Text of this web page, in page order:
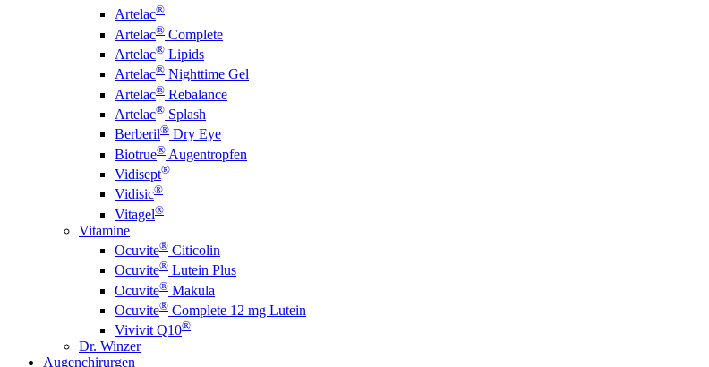
Artelac®
Artelac® Complete
Artelac® Lipids
Artelac® Nighttime Gel
Artelac® Rebalance
Artelac® Splash
Berberil® Dry Eye
Biotrue® Augentropfen
Vidisept®
Vidisic®
Vitagel®
Vitamine
Ocuvite® Citicolin
Ocuvite® Lutein Plus
Ocuvite® Makula
Ocuvite® Complete 12 mg Lutein
Vivivit Q10®
Dr. Winzer
Augenchirurgen